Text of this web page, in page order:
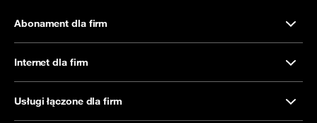
Abonament dla firm
Internet dla firm
Usługi łączone dla firm